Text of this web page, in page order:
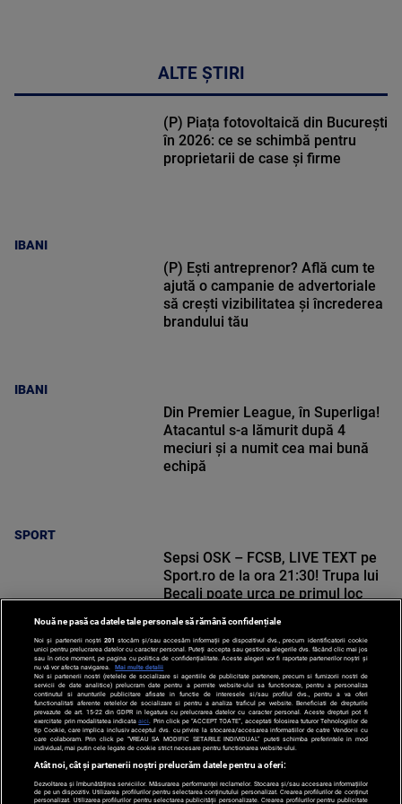
ALTE ȘTIRI
IBANI
(P) Piața fotovoltaică din București
în 2026: ce se schimbă pentru
proprietarii de case și firme
IBANI
(P) Ești antreprenor? Află cum te
ajută o campanie de advertoriale
să crești vizibilitatea și încrederea
brandului tău
SPORT
Din Premier League, în Superliga!
Atacantul s-a lămurit după 4
meciuri și a numit cea mai bună
echipă
SPORT
Sepsi OSK – FCSB, LIVE TEXT pe
Sport.ro de la ora 21:30! Trupa lui
Becali poate urca pe primul loc
Nouă ne pasă ca datele tale personale să rămână confidențiale
Noi și partenerii noștri 201 stocăm și/sau accesăm informații pe dispozitivul dvs., precum identificatorii cookie
unici pentru prelucrarea datelor cu caracter personal. Puteți accepta sau gestiona alegerile dvs. făcând clic mai jos
sau în orice moment, pe pagina cu politica de confidențialitate. Aceste alegeri vor fi raportate partenerilor noștri și
nu vă vor afecta navigarea.
Mai multe detalii
Noi si partenerii nostri (retelele de socializare si agentiile de publicitate partenere, precum si furnizorii nostri de
servicii de date analitice) prelucram date pentru a permite website-ului sa functioneze, pentru a personaliza
continutul si anunturile publicitare afisate in functie de interesele si/sau profilul dvs., pentru a va oferi
functionalitati aferente retelelor de socializare si pentru a analiza traficul pe website. Beneficiati de drepturile
prevazute de art. 15-22 din GDPR in legatura cu prelucrarea datelor cu caracter personal. Aceste drepturi pot fi
exercitate prin modalitatea indicataaici . Prin click pe “ACCEPT TOATE”, acceptati folosirea tuturor Tehnologiilor de
tip Cookie, care implica inclusiv acceptul dvs. cu privire la stocarea/accesarea informatiilor de catre Vendor-ii cu
care colaboram. Prin click pe “VREAU SA MODIFIC SETARILE INDIVIDUAL” puteti schimba preferintele in mod
individual, mai putin cele legate de cookie strict necesare pentru functionarea website-ului.
Atât noi, cât și partenerii noștri prelucrăm datele pentru a oferi:
Dezvoltarea și îmbunătățirea serviciilor. Măsurarea performanței reclamelor. Stocarea și/sau accesarea informațiilor
de pe un dispozitiv. Utilizarea profilurilor pentru selectarea conținutului personalizat. Crearea profilurilor de conținut
personalizat. Utilizarea profilurilor pentru selectarea publicității personalizate. Crearea profilurilor pentru publicitate